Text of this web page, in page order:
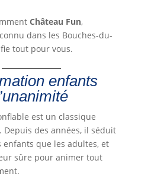
Château Fun,
dans les Bouches-du-
tout pour vous.
enfants
est un classique
Depuis des années, il séduit
enfants que les adultes, et
sûre pour animer tout